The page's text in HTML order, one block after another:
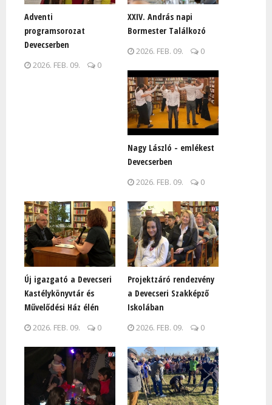
Adventi
programsorozat
Devecserben
2026. FEB. 09. 0
XXIV. András napi
Bormester Találkozó
2026. FEB. 09. 0
Nagy László - emlékest
Devecserben
2026. FEB. 09. 0
Új igazgató a Devecseri
Kastélykönyvtár és
Művelődési Ház élén
2026. FEB. 09. 0
Projektzáró rendezvény
a Devecseri Szakképző
Iskolában
2026. FEB. 09. 0